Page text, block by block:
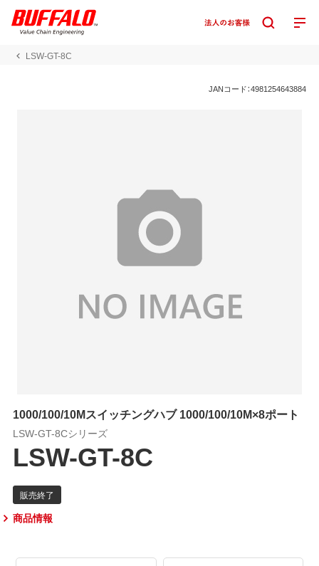
LSW-GT-8C
JANコード：4981254643884
1000/100/10Mスイッチングハブ 1000/100/10M×8ポート
LSW-GT-8Cシリーズ
LSW-GT-8C
商品情報